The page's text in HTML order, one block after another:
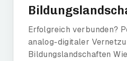
Erfolgreich verbunden?
analog-digitaler
Bildungslandschaften